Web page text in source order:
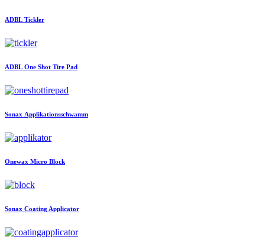
ADBL Tickler
ADBL One Shot Tire Pad
Sonax Applikationsschwamm
Onewax Micro Block
Sonax Coating Applicator